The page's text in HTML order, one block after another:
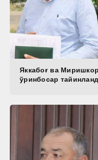
Яккабоғ ва
ўринбосар